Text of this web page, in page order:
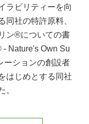
ラビリティーを向
同社の特許原料、
ン®についての書
Nature's Own Su
ーションの創設者
はじめとする同社
。